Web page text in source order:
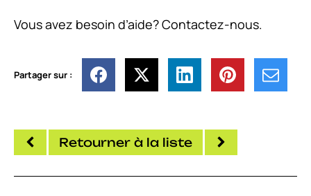
Vous avez besoin d’aide? Contactez-nous.
Partager sur :
Retourner à la liste